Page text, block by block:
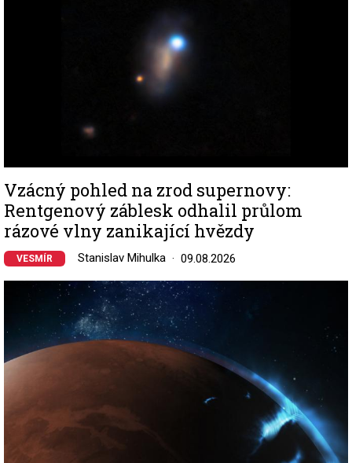
Vzácný pohled na zrod supernovy:
Rentgenový záblesk odhalil průlom
rázové vlny zanikající hvězdy
VESMÍR Stanislav Mihulka 09.08.2026
Image